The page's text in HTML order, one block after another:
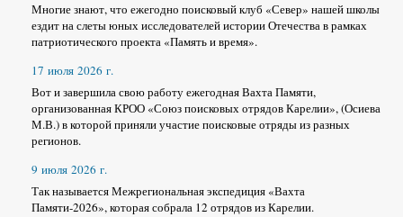
Многие знают, что ежегодно поисковый клуб «Север» нашей школы
ездит на слеты юных исследователей истории Отечества в рамках
патриотического проекта «Память и время».
17 июля 2026 г.
Вот и завершила свою работу ежегодная Вахта Памяти,
организованная КРОО «Союз поисковых отрядов Карелии», (Осиева
М.В.) в которой приняли участие поисковые отряды из разных
регионов.
9 июля 2026 г.
Так называется Межрегиональная экспедиция «Вахта
Памяти-2026», которая собрала 12 отрядов из Карелии.